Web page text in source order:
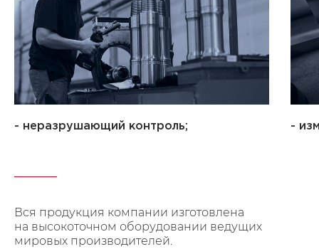
- неразрушающий контроль; -
Вся продукция компании изготовлена
на высокоточном оборудовании ведущих
мировых производителей.